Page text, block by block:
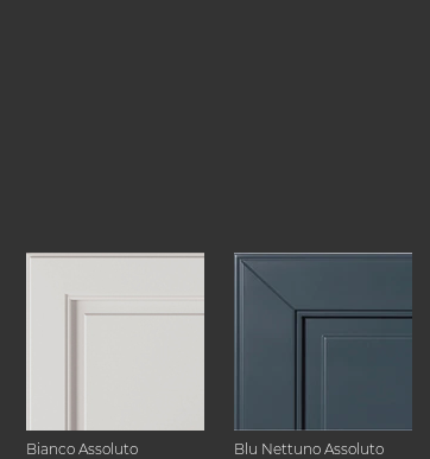
Bianco Assoluto Blu Nettuno Assoluto